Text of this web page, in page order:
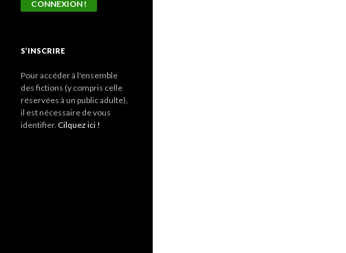
S’INSCRIRE
Pour accéder à l'ensemble
des fictions (y compris celle
réservées à un public adulte),
il est nécessaire de vous
identifier. Cilquez ici !